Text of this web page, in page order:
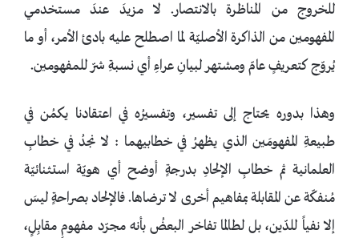
للخروج من المناظرة بالانتصار. لا مزيدَ عندَ مستخدمي
المفهومين من الذاكرة الأصليّة لما اصطلح عليه بادئ الأمر، أو ما
يُروّج كتعريفٍ عامّ ومشتهر لبيانِ عراءِ أي نسبةِ شرّ للمفهومين.
وهذا بدوره يحتاج إلى تفسير، وتفسيرُه في اعتقادنا يكمُن في
طبيعةِ المفهومَين الذي يظهرُ في خطابيهما : لا نجدُ في خطابِ
العلمانية ثم خطابِ الإلحادِ بدرجةٍ أوضح أي هويّة استثنائيّة
مُنفكّة عن المقابلة بمفاهيم أخرى لا ترضاها. فالإلحاد بصراحةٍ ليسَ
إلا نفياً للدّين، بل لطالما تفاخر البعضُ بأنه مجرّد مفهومٍ مقابِلٍ،